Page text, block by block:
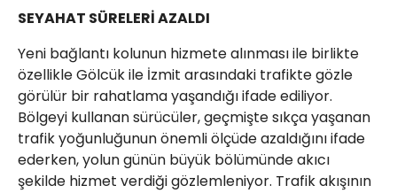
SEYAHAT SÜRELERİ AZALDI
Yeni bağlantı kolunun hizmete alınması ile birlikte
özellikle Gölcük ile İzmit arasındaki trafikte gözle
görülür bir rahatlama yaşandığı ifade ediliyor.
Bölgeyi kullanan sürücüler, geçmişte sıkça yaşanan
trafik yoğunluğunun önemli ölçüde azaldığını ifade
ederken, yolun günün büyük bölümünde akıcı
şekilde hizmet verdiği gözlemleniyor. Trafik akışının